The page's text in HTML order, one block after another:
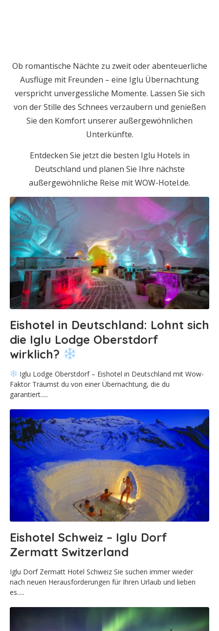
Ob romantische Nächte zu zweit oder abenteuerliche
Ausflüge mit Freunden – eine Iglu Übernachtung
verspricht unvergessliche Momente. Lassen Sie sich
von der Stille des Schnees verzaubern und genießen
Sie den Komfort unserer außergewöhnlichen
Unterkünfte.
Entdecken Sie jetzt die besten Iglu Hotels in
Deutschland und planen Sie Ihre nächste
außergewöhnliche Reise mit WOW-Hotel.de.
Eishotel in Deutschland: Lohnt sich
die Iglu Lodge Oberstdorf
wirklich?
Iglu Lodge Oberstdorf – Eishotel in Deutschland mit Wow-
Faktor Träumst du von einer Übernachtung, die du
garantiert.....
Eishotel Schweiz – Iglu Dorf
Zermatt Switzerland
Iglu Dorf Zermatt Hotel Schweiz Sie suchen immer wieder
nach neuen Herausforderungen für Ihren Urlaub und lieben
es.....